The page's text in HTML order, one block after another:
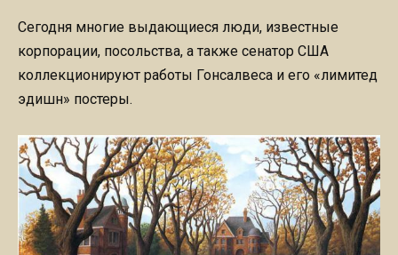
Сегодня многие выдающиеся люди, известные
корпорации, посольства, а также сенатор США
коллекционируют работы Гонсалвеса и его «лимитед
эдишн» постеры.